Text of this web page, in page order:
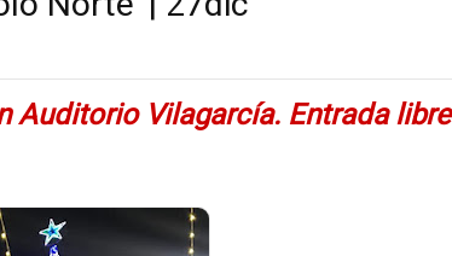
Auditorio Vilagarcía. Entrada libre